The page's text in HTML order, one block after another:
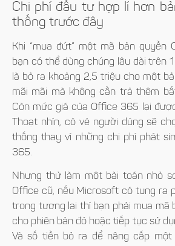
Chi phí đầu tư hợp lí hơn
thống trước đây
Khi “mua đứt” một mã bản quyền
bạn có thể dùng chúng lâu dài trên
là bỏ ra khoảng 2,5 triệu cho một
mãi mãi mà không cần trả thêm
Còn mức giá của Office 365 lại
Thoạt nhìn, có vẻ người dùng sẽ
thống thay vì những chi phí phát
365.
Nhưng thử làm một bài toán nhỏ
Office cũ, nếu Microsoft có tung ra
trong tương lai thì bạn phải mua mã
cho phiên bản đó hoặc tiếp tục sử
Và số tiền bỏ ra để nâng cấp một